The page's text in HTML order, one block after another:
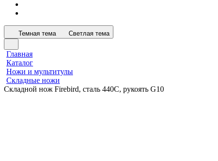
Темная тема Светлая тема
Главная
Каталог
Ножи и мультитулы
Складные ножи
Складной нож Firebird, сталь 440C, рукоять G10